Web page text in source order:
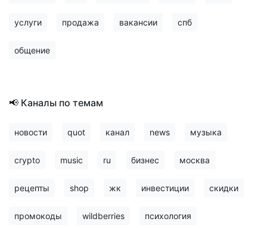
услуги продажа вакансии спб
общение
📢 Каналы по темам
новости quot канал news музыка
crypto music ru бизнес москва
рецепты shop жк инвестиции скидки
промокоды wildberries психология